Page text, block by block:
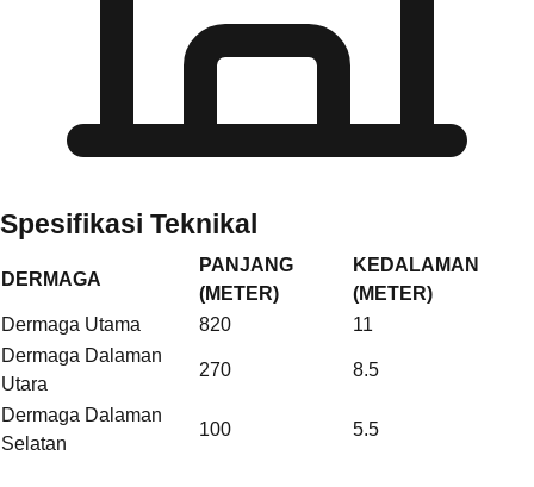
Spesifikasi Teknikal
DERMAGA
PANJANG
(METER)
KEDALAMAN
(METER)
Dermaga Utama
820
11
Dermaga Dalaman
Utara
270 8.5
Dermaga Dalaman
Selatan
100 5.5